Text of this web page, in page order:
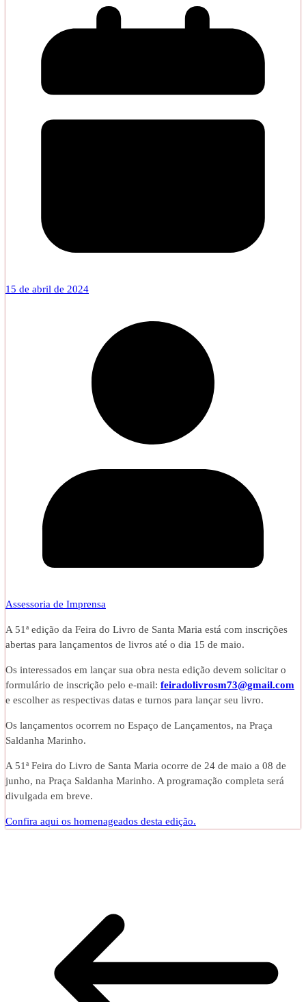
15 de abril de 2024
Assessoria de Imprensa
A 51ª edição da Feira do Livro de Santa Maria está com inscrições
abertas para lançamentos de livros até o dia 15 de maio.
Os interessados em lançar sua obra nesta edição devem solicitar o
formulário de inscrição pelo e-mail: feiradolivrosm73@gmail.com
e escolher as respectivas datas e turnos para lançar seu livro.
Os lançamentos ocorrem no Espaço de Lançamentos, na Praça
Saldanha Marinho.
A 51ª Feira do Livro de Santa Maria ocorre de 24 de maio a 08 de
junho, na Praça Saldanha Marinho. A programação completa será
divulgada em breve.
Confira aqui os homenageados desta edição.